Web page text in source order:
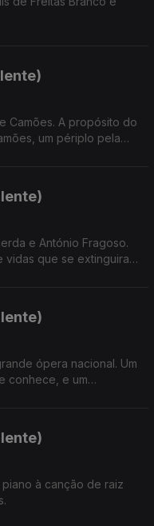
Camões. A propósito do
um périplo pela
e António Fragoso.
vidas que se extinguiram
ópera nacional. Um
conhece, e um
à canção de raiz